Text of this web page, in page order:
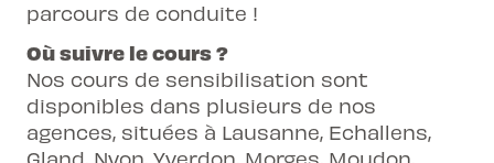
parcours de conduite !
Où suivre le cours ?
Nos cours de sensibilisation sont
disponibles dans plusieurs de nos
agences, situées à Lausanne, Echallens,
Gland, Nyon, Yverdon, Morges, Moudon,